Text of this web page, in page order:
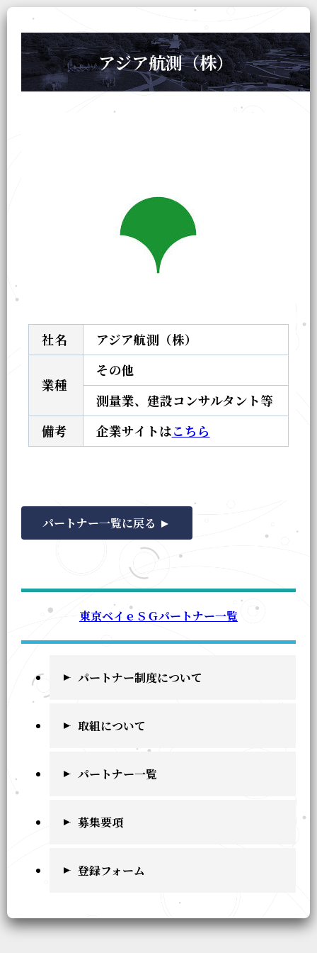
アジア航測（株）
東京ベイｅＳＧパートナー一覧
パートナー制度について
取組について
パートナー一覧
募集要項
登録フォーム
社名 アジア航測（株）
業種
その他
測量業、建設コンサルタント等
備考
企業サイトはこちら
パートナー一覧に戻る